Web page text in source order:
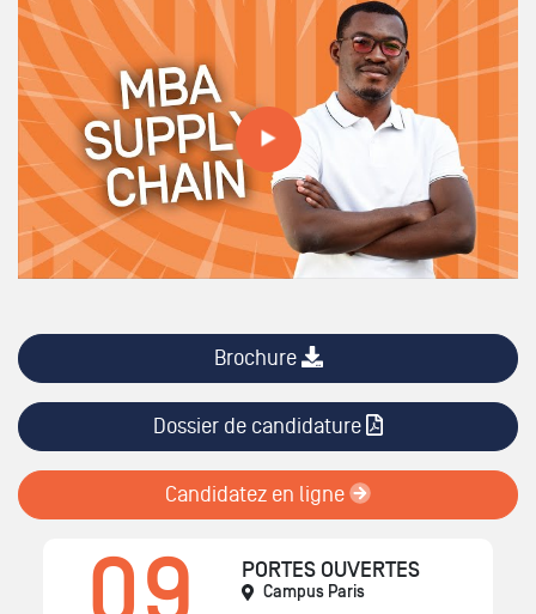
Tout savoir sur les formations // MBA SUPPLY CHAIN
Brochure
Dossier de candidature
Candidatez en ligne
PORTES OUVERTES
Campus Paris